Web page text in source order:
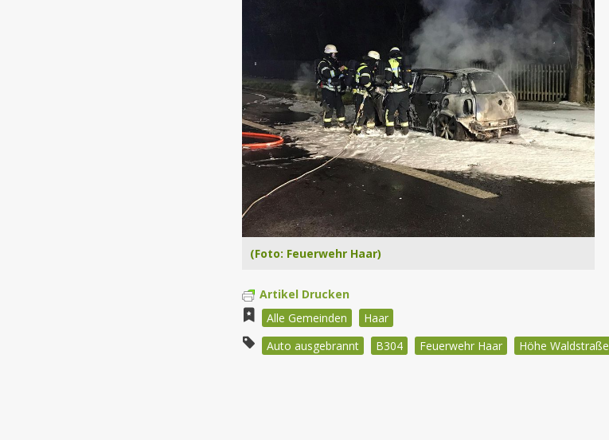
(Foto: Feuerwehr Haar)
Artikel Drucken
Alle Gemeinden
Haar
Auto ausgebrannt
B304 Feuerwehr Haar Höhe Waldstraße